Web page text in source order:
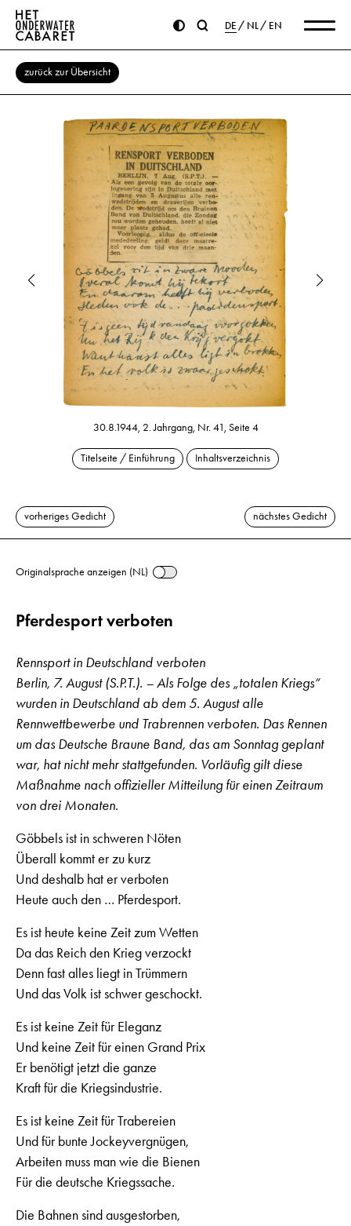
DE NL EN
zurück zur Übersicht
30.8.1944, 2. Jahrgang, Nr. 41, Seite 4
Titelseite / Einführung Inhaltsverzeichnis
vorheriges Gedicht nächstes Gedicht
Originalsprache anzeigen (NL)
Pferdesport verboten
Rennsport in Deutschland verboten
Berlin, 7. August (S.P.T.). – Als Folge des „totalen Kriegs“
wurden in Deutschland ab dem 5. August alle
Rennwettbewerbe und Trabrennen verboten. Das Rennen
um das Deutsche Braune Band, das am Sonntag geplant
war, hat nicht mehr stattgefunden. Vorläufig gilt diese
Maßnahme nach offizieller Mitteilung für einen Zeitraum
von drei Monaten.
Göbbels ist in schweren Nöten
Überall kommt er zu kurz
Und deshalb hat er verboten
Heute auch den … Pferdesport.
Es ist heute keine Zeit zum Wetten
Da das Reich den Krieg verzockt
Denn fast alles liegt in Trümmern
Und das Volk ist schwer geschockt.
Es ist keine Zeit für Eleganz
Und keine Zeit für einen Grand Prix
Er benötigt jetzt die ganze
Kraft für die Kriegsindustrie.
Es ist keine Zeit für Trabereien
Und für bunte Jockeyvergnügen,
Arbeiten muss man wie die Bienen
Für die deutsche Kriegssache.
Die Bahnen sind ausgestorben,